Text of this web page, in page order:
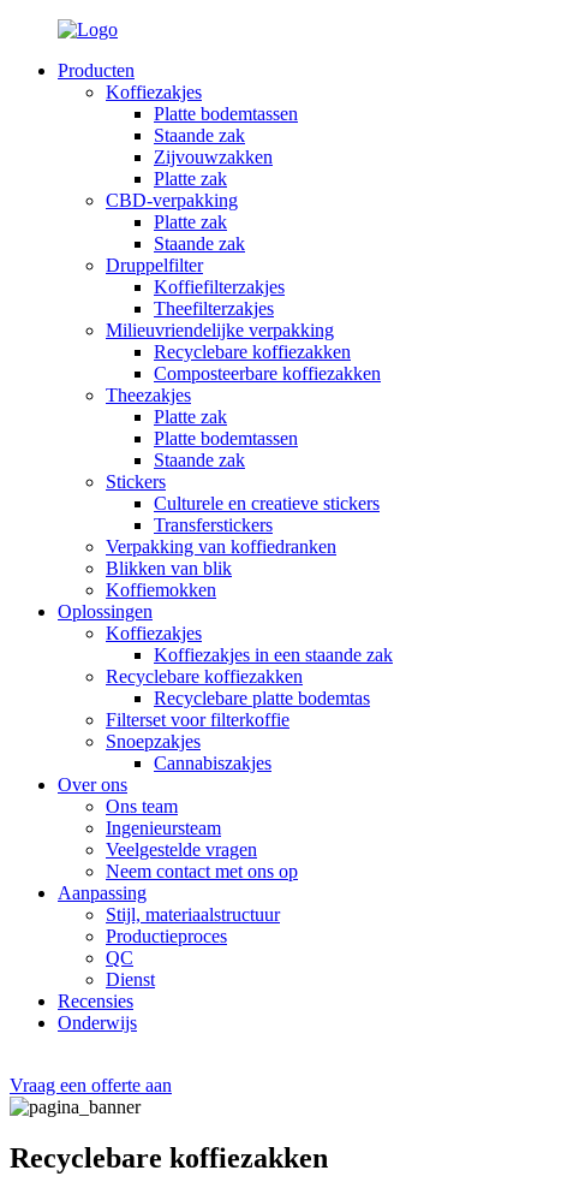
Producten
Koffiezakjes
Platte bodemtassen
Staande zak
Zijvouwzakken
Platte zak
CBD-verpakking
Platte zak
Staande zak
Druppelfilter
Koffiefilterzakjes
Theefilterzakjes
Milieuvriendelijke verpakking
Recyclebare koffiezakken
Composteerbare koffiezakken
Theezakjes
Platte zak
Platte bodemtassen
Staande zak
Stickers
Culturele en creatieve stickers
Transferstickers
Verpakking van koffiedranken
Blikken van blik
Koffiemokken
Oplossingen
Koffiezakjes
Koffiezakjes in een staande zak
Recyclebare koffiezakken
Recyclebare platte bodemtas
Filterset voor filterkoffie
Snoepzakjes
Cannabiszakjes
Over ons
Ons team
Ingenieursteam
Veelgestelde vragen
Neem contact met ons op
Aanpassing
Stijl, materiaalstructuur
Productieproces
QC
Dienst
Recensies
Onderwijs
Vraag een offerte aan
Recyclebare koffiezakken